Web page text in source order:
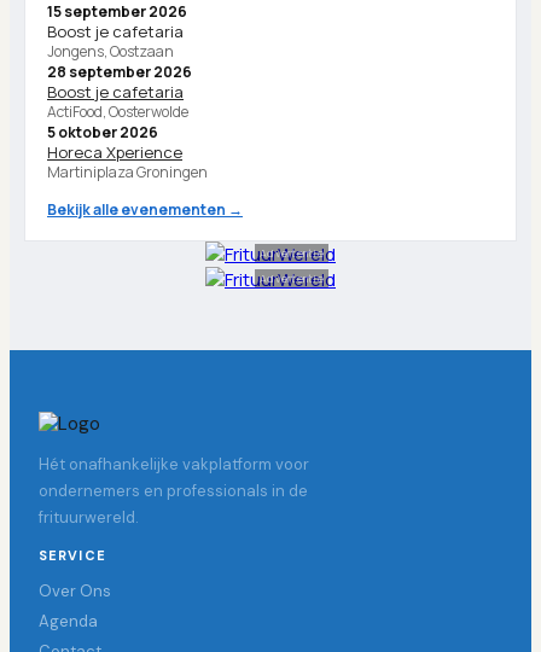
15 september 2026
Boost je cafetaria
Jongens, Oostzaan
28 september 2026
Boost je cafetaria
ActiFood, Oosterwolde
5 oktober 2026
Horeca Xperience
Martiniplaza Groningen
Bekijk alle evenementen →
Advertentie
Advertentie
Hét onafhankelijke vakplatform voor
ondernemers en professionals in de
frituurwereld.
SERVICE
Over Ons
Agenda